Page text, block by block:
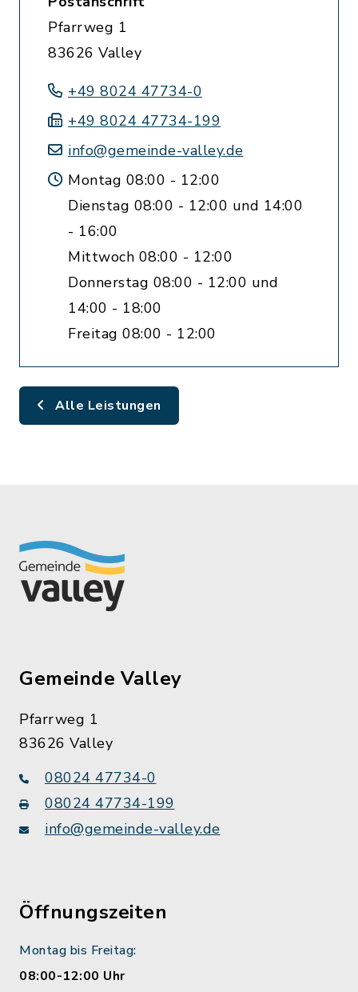
Pfarrweg 1
83626 Valley
+49 8024 47734-0
+49 8024 47734-199
info@gemeinde-valley.de
Montag 08:00 - 12:00
Dienstag 08:00 - 12:00 und 14:00
- 16:00
Mittwoch 08:00 - 12:00
Donnerstag 08:00 - 12:00 und
14:00 - 18:00
Freitag 08:00 - 12:00
Alle Leistungen
Gemeinde Valley
Pfarrweg 1
83626 Valley
08024 47734-0
08024 47734-199
info@gemeinde-valley.de
Öffnungszeiten
Montag bis Freitag:
08:00-12:00 Uhr